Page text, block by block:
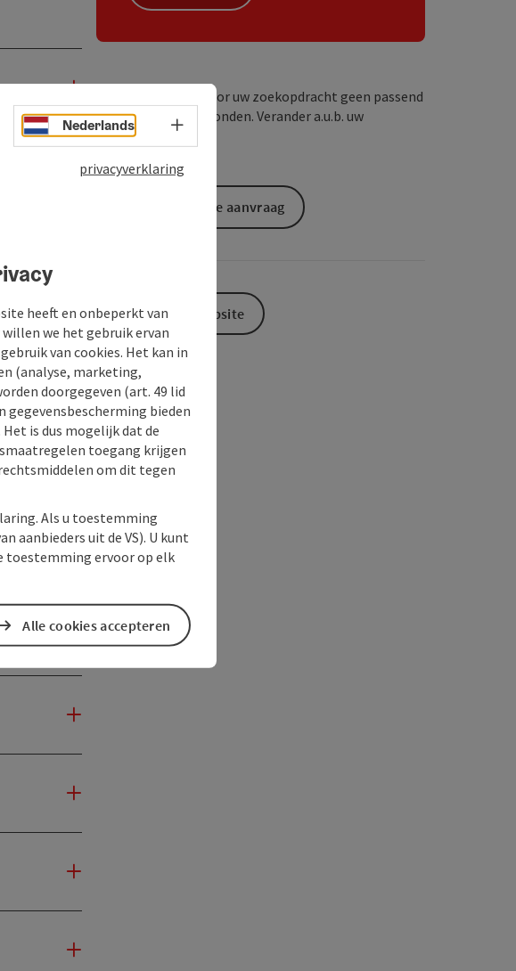
Wij hebben voor uw zoekopdracht geen passend
resultaat gevonden. Verander a.u.b. uw
zoekcriteria!
Vrijblijvende aanvraag
Naar de website
Nederlands Taalkeuze - menu openen
privacyverklaring
heeft en onbeperkt van
we het gebruik ervan
van cookies. Het kan in
(analyse, marketing,
doorgegeven (art. 49 lid
gegevensbescherming bieden
Het is dus mogelijk dat de
toegang krijgen
om dit tegen
Als u toestemming
aanbieders uit de VS). U kunt
toestemming ervoor op elk
Alle cookies accepteren